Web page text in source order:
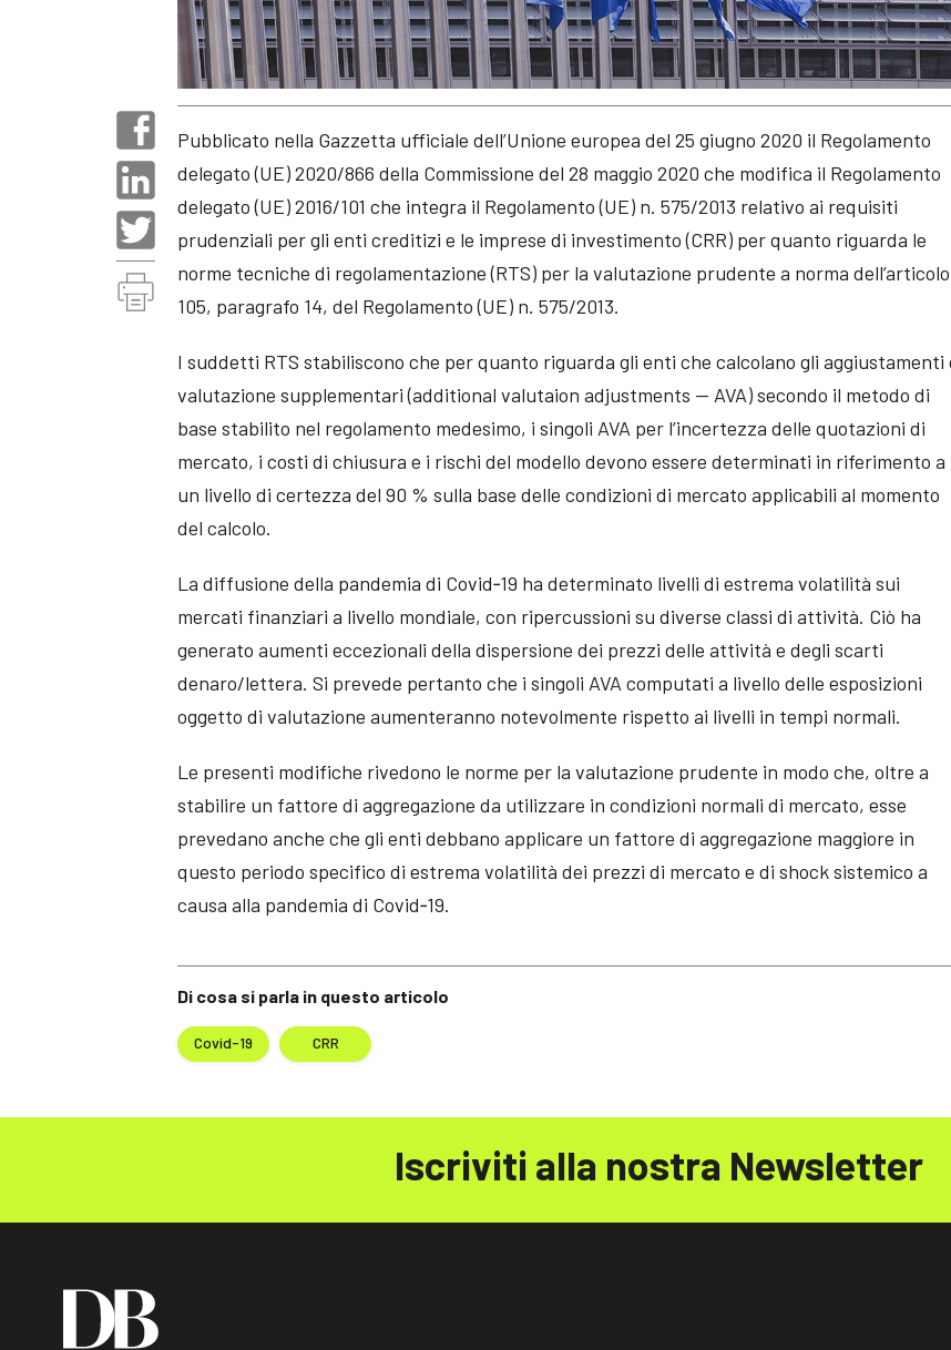
Di cosa si parla in questo articolo
Covid-19 CRR
Pubblicato nella Gazzetta ufficiale dell’Unione europea del 25 giugno 2020 il Regolamento
delegato (UE) 2020/866 della Commissione del 28 maggio 2020 che modifica il Regolamento
delegato (UE) 2016/101 che integra il Regolamento (UE) n. 575/2013 relativo ai requisiti
prudenziali per gli enti creditizi e le imprese di investimento (CRR) per quanto riguarda le
norme tecniche di regolamentazione (RTS) per la valutazione prudente a norma dell’articolo
105, paragrafo 14, del Regolamento (UE) n. 575/2013.
I suddetti RTS stabiliscono che per quanto riguarda gli enti che calcolano gli aggiustamenti
valutazione supplementari (additional valutaion adjustments — AVA) secondo il metodo di
base stabilito nel regolamento medesimo, i singoli AVA per l’incertezza delle quotazioni di
mercato, i costi di chiusura e i rischi del modello devono essere determinati in riferimento a
un livello di certezza del 90 % sulla base delle condizioni di mercato applicabili al momento
del calcolo.
La diffusione della pandemia di Covid‐19 ha determinato livelli di estrema volatilità sui
mercati finanziari a livello mondiale, con ripercussioni su diverse classi di attività. Ciò ha
generato aumenti eccezionali della dispersione dei prezzi delle attività e degli scarti
denaro/lettera. Si prevede pertanto che i singoli AVA computati a livello delle esposizioni
oggetto di valutazione aumenteranno notevolmente rispetto ai livelli in tempi normali.
Le presenti modifiche rivedono le norme per la valutazione prudente in modo che, oltre a
stabilire un fattore di aggregazione da utilizzare in condizioni normali di mercato, esse
prevedano anche che gli enti debbano applicare un fattore di aggregazione maggiore in
questo periodo specifico di estrema volatilità dei prezzi di mercato e di shock sistemico a
causa alla pandemia di Covid‐19.
Iscriviti alla nostra Newsletter